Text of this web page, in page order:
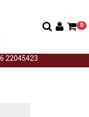
22045423
0